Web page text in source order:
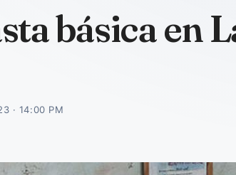
básica en
· 14:00 PM